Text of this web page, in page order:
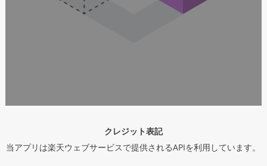
クレジット表記
当アプリは楽天ウェブサービスで提供されるAPIを利用しています。